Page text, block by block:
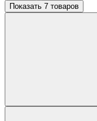
Показать 7 товаров